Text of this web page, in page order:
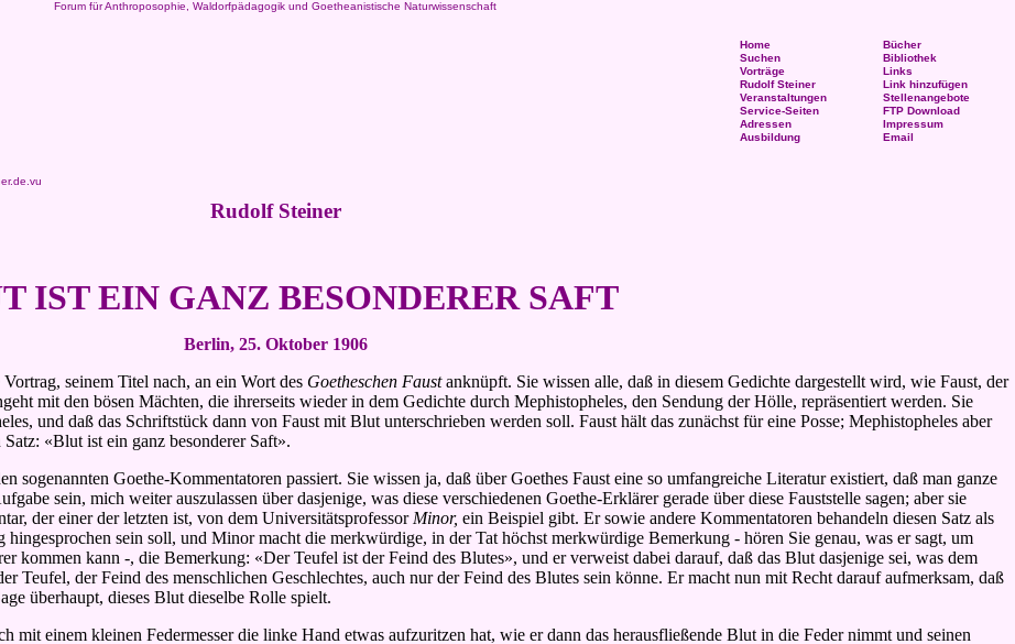
Forum für Anthroposophie, Waldorfpädagogik und Goetheanistische Naturwissenschaft
Home
Suchen
Vorträge
Rudolf Steiner
Veranstaltungen
Service-Seiten
Adressen
Ausbildung
Bücher
Bibliothek
Links
Link hinzufügen
Stellenangebote
FTP Download
Impressum
Email
Rudolf Steiner
IST EIN GANZ BESONDERER SAFT
Berlin, 25. Oktober 1906
seinem Titel nach, an ein Wort des Goetheschen Faustanknüpft. Sie wissen alle, daß in diesem Gedichte dargestellt wird, wie Faust, der
mit den bösen Mächten, die ihrerseits wieder in dem Gedichte durch Mephistopheles, den Sendung der Hölle, repräsentiert werden. Sie
und daß das Schriftstück dann von Faust mit Blut unterschrieben werden soll. Faust hält das zunächst für eine Posse; Mephistopheles aber
«Blut ist ein ganz besonderer Saft».
sogenannten Goethe-Kommentatoren passiert. Sie wissen ja, daß über Goethes Faust eine so umfangreiche Literatur existiert, daß man ganze
sein, mich weiter auszulassen über dasjenige, was diese verschiedenen Goethe-Erklärer gerade über diese Fauststelle sagen; aber sie
der einer der letzten ist, von dem Universitätsprofessor Minor, ein Beispiel gibt. Er sowie andere Kommentatoren behandeln diesen Satz als
sein soll, und Minor macht die merkwürdige, in der Tat höchst merkwürdige Bemerkung - hören Sie genau, was er sagt, um
kommen kann -, die Bemerkung: «Der Teufel ist der Feind des Blutes», und er verweist dabei darauf, daß das Blut dasjenige sei, was dem
Teufel, der Feind des menschlichen Geschlechtes, auch nur der Feind des Blutes sein könne. Er macht nun mit Recht darauf aufmerksam, daß
überhaupt, dieses Blut dieselbe Rolle spielt.
mit einem kleinen Federmesser die linke Hand etwas aufzuritzen hat, wie er dann das herausfließende Blut in die Feder nimmt und seinen